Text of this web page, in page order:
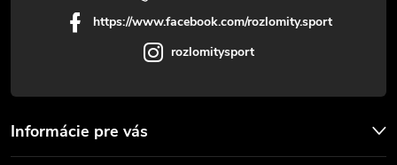
https://www.facebook.com/rozlomity.sport
rozlomitysport
Informácie pre vás